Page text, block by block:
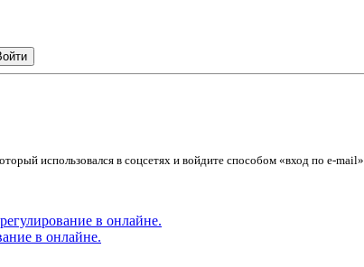
использовался в соцсетях и войдите способом «вход по e-mail».
в онлайне.